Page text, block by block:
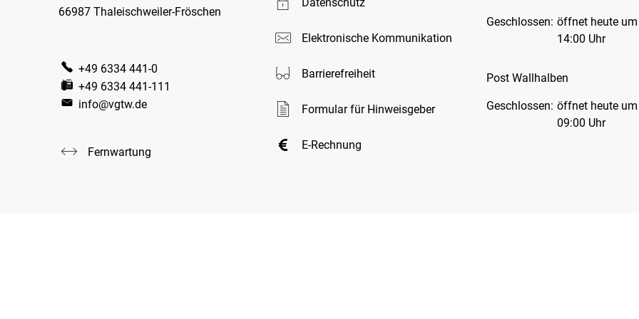
66987 Thaleischweiler-Fröschen
+49 6334 441-0
+49 6334 441-111
info@vgtw.de
Fernwartung
Elektronische Kommunikation
Barrierefreiheit
Formular für Hinweisgeber
E-Rechnung
Klicken, um weitere
Geschlossen: öffnet heute um
14:00 Uhr
Post Wallhalben
Klicken, um weitere
Geschlossen: öffnet heute um
09:00 Uhr